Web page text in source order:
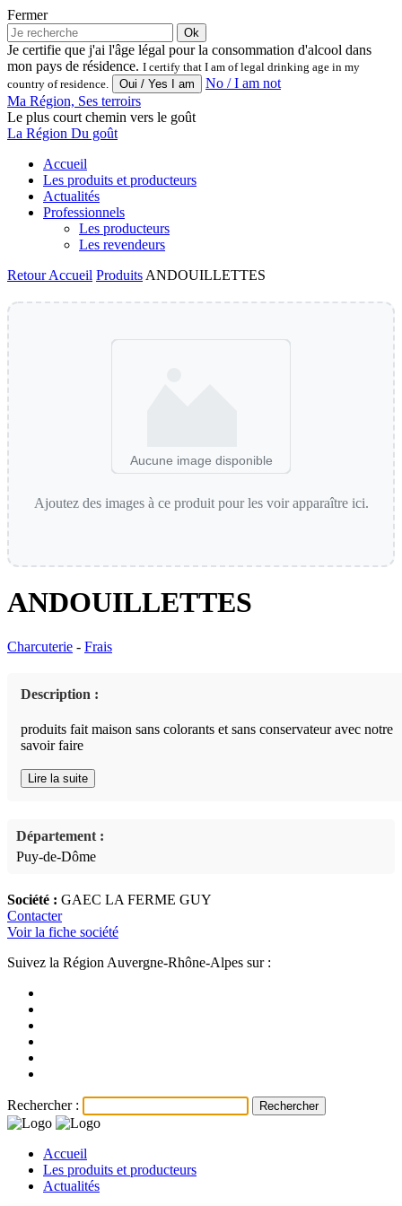
Fermer
Ok
Je certifie que j'ai l'âge légal pour la consommation d'alcool dans
mon pays de résidence. I certify that I am of legal drinking age in my
country of residence.
No / I am not
Ma Région, Ses terroirs
Le plus court chemin vers le goût
La Région Du goût
Accueil
Les produits et producteurs
Actualités
Professionnels
Les producteurs
Les revendeurs
RetourAccueil Produits ANDOUILLETTES
Aucune image disponible
Ajoutez des images à ce produit pour les voir apparaître ici.
ANDOUILLETTES
Charcuterie - Frais
Description :
produits fait maison sans colorants et sans conservateur avec notre
savoir faire
Lire la suite
Département :
Puy-de-Dôme
Société : GAEC LA FERME GUY
Contacter
Voir la fiche société
Suivez la Région Auvergne-Rhône-Alpes sur :
Rechercher :
Accueil
Les produits et producteurs
Actualités